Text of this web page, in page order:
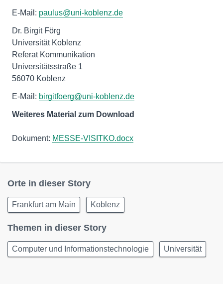
E-Mail: paulus@uni-koblenz.de
Dr. Birgit Förg
Universität Koblenz
Referat Kommunikation
Universitätsstraße 1
56070 Koblenz
E-Mail: birgitfoerg@uni-koblenz.de
Weiteres Material zum Download
Dokument: MESSE-VISITKO.docx
Orte in dieser Story
Frankfurt am Main Koblenz
Themen in dieser Story
Computer und Informationstechnologie Universität